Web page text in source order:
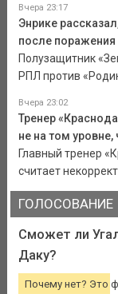
Вчера 23:17
Энрике
после
Полузащитник
РПЛ против
Вчера 23:02
Тренер
не на том
Главный тренер
считает
ГОЛОСОВАНИЕ
Сможет ли
Даку?
Почему нет? Это